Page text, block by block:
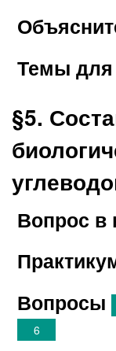
Темы для
§5.
Вопрос в
Вопросы
6